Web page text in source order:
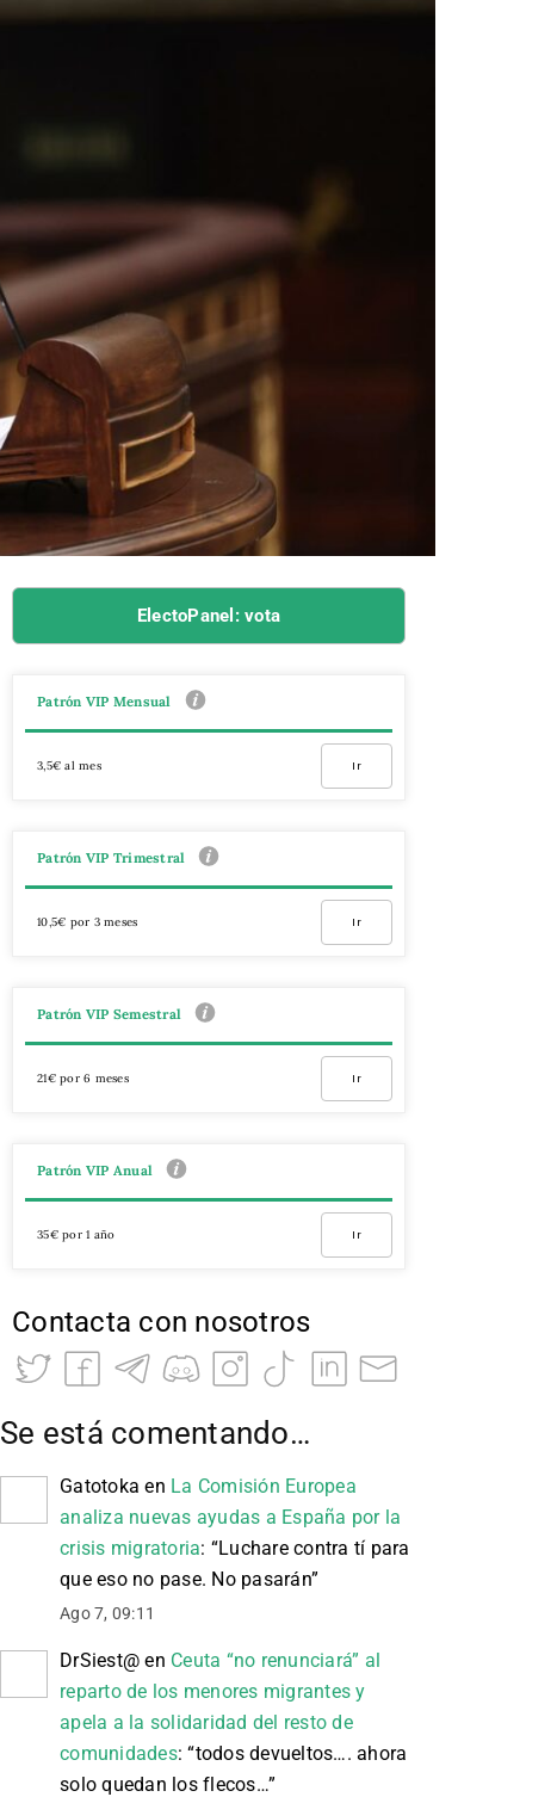
ElectoPanel: vota
Patrón VIP Mensual
3,5€ al mes Ir
Patrón VIP Trimestral
10,5€ por 3 meses Ir
Patrón VIP Semestral
21€ por 6 meses Ir
Patrón VIP Anual
35€ por 1 año Ir
Contacta con nosotros
Se está comentando…
Gatotoka en La Comisión Europea
analiza nuevas ayudas a España por la
crisis migratoria: “Luchare contra tí para
que eso no pase. No pasarán”
Ago 7, 09:11
DrSiest@ en Ceuta “no renunciará” al
reparto de los menores migrantes y
apela a la solidaridad del resto de
comunidades: “todos devueltos…. ahora
solo quedan los flecos…”